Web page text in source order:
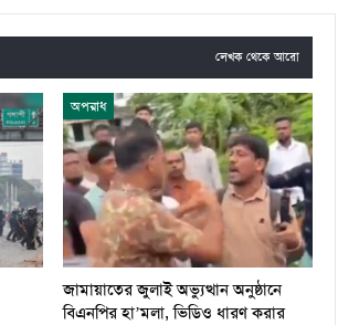
লেখক থেকে আরো
অপরাধ
জামায়াতের জুলাই অভ্যুত্থান অনুষ্ঠানে
বিএনপির হা’মলা, ভিডিও ধারণ করার